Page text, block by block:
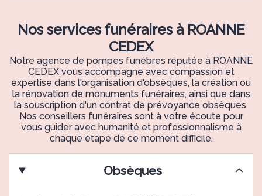
Nos services funéraires à ROANNE
CEDEX
Notre agence de pompes funèbres réputée à ROANNE
CEDEX vous accompagne avec compassion et
expertise dans l'organisation d'obsèques, la création ou
la rénovation de monuments funéraires, ainsi que dans
la souscription d'un contrat de prévoyance obsèques.
Nos conseillers funéraires sont à votre écoute pour
vous guider avec humanité et professionnalisme à
chaque étape de ce moment difficile.
Obsèques